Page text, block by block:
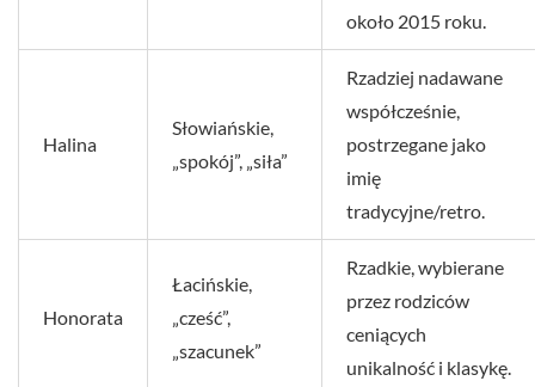
około 2015 roku.
Halina
Słowiańskie,
„spokój”, „siła”
Rzadziej nadawane
współcześnie,
postrzegane jako
imię
tradycyjne/retro.
Honorata
Łacińskie,
„cześć”,
„szacunek”
Rzadkie, wybierane
przez rodziców
ceniących
unikalność i klasykę.